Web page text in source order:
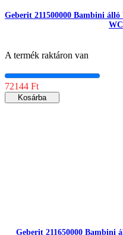
Geberit 211500000 Bambini
A termék raktáron van
72144 Ft
Kosárba
Geberit 211650000 Bambini